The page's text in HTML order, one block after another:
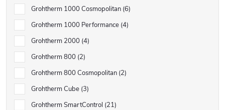
Grohtherm 1000 Cosmopolitan 6
Grohtherm 1000 Performance 4
Grohtherm 2000 4
Grohtherm 800 2
Grohtherm 800 Cosmopolitan 2
Grohtherm Cube 3
Grohtherm SmartControl 21